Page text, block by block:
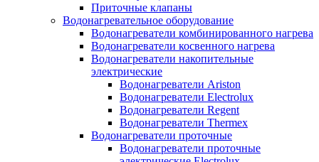
Приточные клапаны
Водонагревательное оборудование
Водонагреватели комбинированного нагрева
Водонагреватели косвенного нагрева
Водонагреватели накопительные
электрические
Водонагреватели Ariston
Водонагреватели Electrolux
Водонагреватели Regent
Водонагреватели Thermex
Водонагреватели проточные
Водонагреватели проточные